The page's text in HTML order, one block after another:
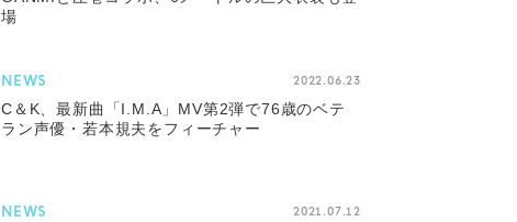
場
NEWS 2022.06.23
C＆K、最新曲「I.M.A」MV第2弾で76歳のベテ
ラン声優・若本規夫をフィーチャー
NEWS 2021.07.12